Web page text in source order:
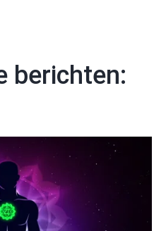
berichten: